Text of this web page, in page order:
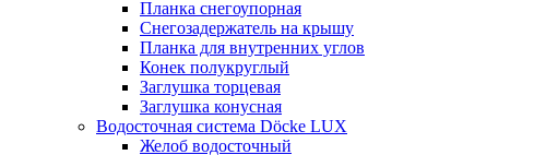
Планка снегоупорная
Снегозадержатель на крышу
Планка для внутренних углов
Конек полукруглый
Заглушка торцевая
Заглушка конусная
Водосточная система Döcke LUX
Желоб водосточный